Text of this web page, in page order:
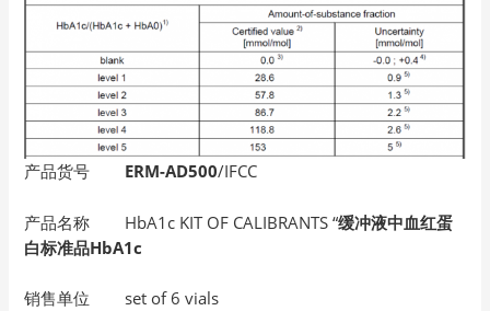
产品货号 ERM-AD500/IFCC
产品名称 HbA1c KIT OF CALIBRANTS “缓冲液中血红蛋
白标准品HbA1c
销售单位 set of 6 vials